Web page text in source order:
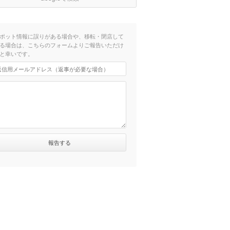
ット情報に誤りがある場合や、移転・閉店して
場合は、こちらのフォームよりご報告いただけ
幸いです。